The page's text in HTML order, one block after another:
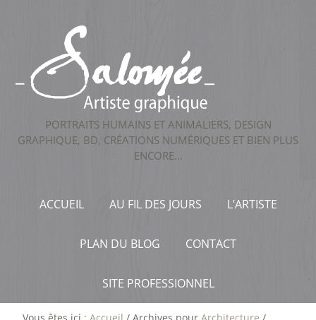
PORTRAITS HUMAINS ET ANIMALIERS, DESIGN
GRAPHIQUE, BD, CRÉATIONS NUMÉRIQUES ET BIEN PLUS
ENCORE...
ACCUEIL AU FIL DES JOURS L’ARTISTE
PLAN DU BLOG CONTACT
SITE PROFESSIONNEL